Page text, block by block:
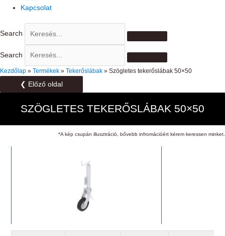
Kapcsolat
Search
Search
Kezdőlap » Termékek » Tekerőslábak » Szögletes tekerőslábak 50×50
❮ Előző oldal
SZÖGLETES TEKERŐSLÁBAK 50×50
*A kép csupán illusztráció, bővebb infromációért kérem keressen minket.